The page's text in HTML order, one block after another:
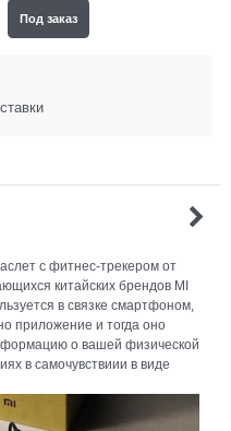
Под заказ
с фитнес-трекером от
китайских брендов MI
в связке смартфоном,
приложение и тогда оно
о вашей физической
в самочувствиии в виде